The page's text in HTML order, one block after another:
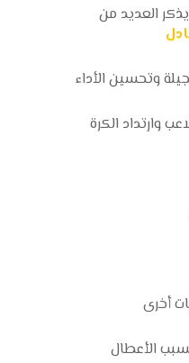
مم كما يذكر العديد من
وتحسين الأداء
وارتداد الكرة
أخرى
الأعطال